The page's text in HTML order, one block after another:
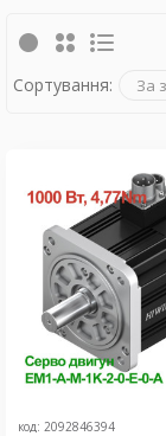
Сортування:
код: 2092846394